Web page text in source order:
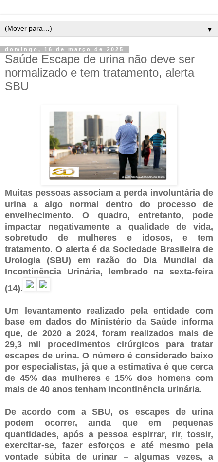
▼
domingo, 16 de março de 2025
Saúde Escape de urina não deve ser
normalizado e tem tratamento, alerta
SBU
Muitas pessoas associam a perda involuntária de
urina a algo normal dentro do processo de
envelhecimento. O quadro, entretanto, pode
impactar negativamente a qualidade de vida,
sobretudo de mulheres e idosos, e tem
tratamento. O alerta é da Sociedade Brasileira de
Urologia (SBU) em razão do Dia Mundial da
Incontinência Urinária, lembrado na sexta-feira
(14).
Um levantamento realizado pela entidade com
base em dados do Ministério da Saúde informa
que, de 2020 a 2024, foram realizados mais de
29,3 mil procedimentos cirúrgicos para tratar
escapes de urina. O número é considerado baixo
por especialistas, já que a estimativa é que cerca
de 45% das mulheres e 15% dos homens com
mais de 40 anos tenham incontinência urinária.
De acordo com a SBU, os escapes de urina
podem ocorrer, ainda que em pequenas
quantidades, após a pessoa espirrar, rir, tossir,
exercitar-se, fazer esforços e até mesmo pela
vontade súbita de urinar – algumas vezes, a